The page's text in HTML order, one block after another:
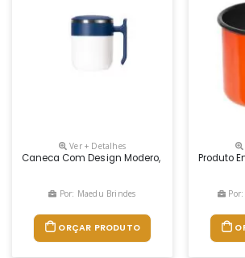
Ver + Detalhes
Caneca Com Design Modero, Feita Em Inox E
Por: Maedu Brindes
ORÇAR PRODUTO
Produto